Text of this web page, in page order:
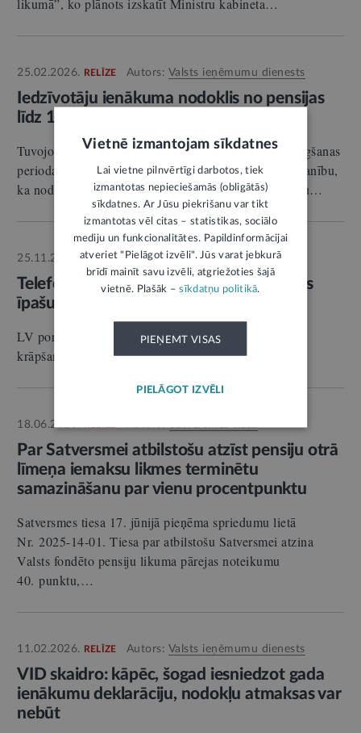
likumā”, ko plānots izskatīt Ministru kabineta…
25.02.2026. RELĪZE Autors: Valsts ieņēmumu dienests
Iedzīvotāju ienākuma nodoklis no pensijas
līdz 1000 eiro vairs netiek ieturēts
Tuvojoties jaunam gada ienākumu deklarācijas iesniegšanas
periodam, Valsts ieņēmumu dienests (VID) vērš uzmanību,
ka nodokļa atmaksa iespējama tikai tad, ja iedzīvotāju…
25.11.2025.INTERVIJA Autors:Inese Helmane
Telefonkrāpnieki izkrāpj pat nekustamos
īpašumus
LV portālam: MARIJA CELMA, “Luminor” bankas
krāpšanas novēršanas eksperte.
18.06.2026. Autors:Satversmes tiesa
Par Satversmei atbilstošu atzīst pensiju otrā
līmeņa iemaksu likmes terminētu
samazināšanu par vienu procentpunktu
Satversmes tiesa 17. jūnijā pieņēma spriedumu lietā
Nr. 2025-14-01. Tiesa par atbilstošu Satversmei atzina
Valsts fondēto pensiju likuma pārejas noteikumu
40. punktu,…
11.02.2026. RELĪZE Autors: Valsts ieņēmumu dienests
VID skaidro: kāpēc, šogad iesniedzot gada
ienākumu deklarāciju, nodokļu atmaksas var
nebūt
Vietnē izmantojam sīkdatnes
Lai vietne pilnvērtīgi darbotos, tiek
izmantotas nepieciešamās (obligātās)
sīkdatnes. Ar Jūsu piekrišanu var tikt
izmantotas vēl citas – statistikas, sociālo
mediju un funkcionalitātes. Papildinformācijai
atveriet "Pielāgot izvēli". Jūs varat jebkurā
brīdī mainīt savu izvēli, atgriežoties šajā
vietnē. Plašāk –sīkdatņu politikā.
PIEŅEMT VISAS
PIELĀGOT IZVĒLI